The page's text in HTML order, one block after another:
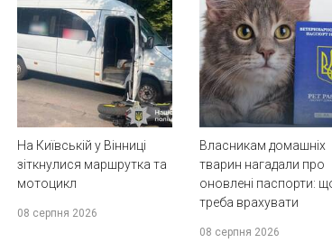
На Київській у Вінниці
зіткнулися маршрутка та
мотоцикл
08 серпня 2026
Власникам домашніх
тварин нагадали про
оновлені паспорти:
треба врахувати
08 серпня 2026